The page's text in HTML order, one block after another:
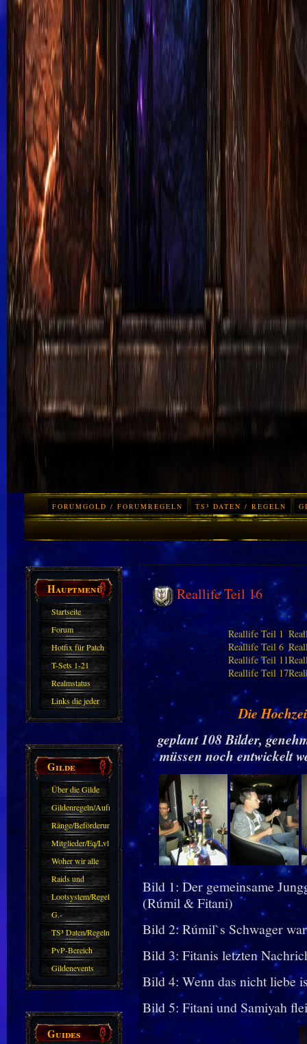
FORUMGOLD / FORUMREGELN TS³ DATEN / REGELN
Hauptmenü
Startseite
Forum
Hotfix für Patch
11.X
T-Sets 1-21
Realmstatus
Links die jeder
kennen sollte?!
Gilde
Über die Gilde
(DAW)
Gildenregeln/Aufnahme
Ränge/Beförderungen
Mitglieder/Eq/Lvl
Woher wir alle
kommen.
Raids und
Zubehör
Lootsystem/Regeln
G.-
Sparkasse/Goldleihen
TS³ Daten/Regeln
PvP-Bereich
Gildenevents
Guides
Reallife Teil 16
Reallife Teil 1
Reallife Teil 6
Reallife Teil 11
Reallife Teil 17
Die
geplant 108 Bilder,
müssen noch entwickelt
Bild 1: Der gemeinsame
(Rúmil & Fitani)
Bild 2: Rúmil`s Schwager
Bild 3: Fitanis letzten
Bild 4: Wenn das nicht liebe
Bild 5: Fitani und Samiyah